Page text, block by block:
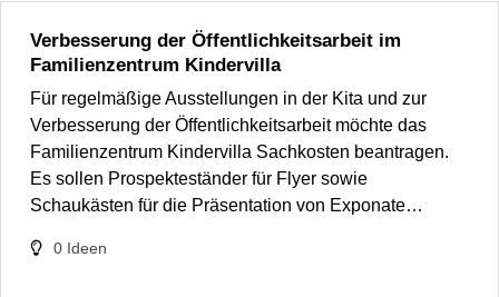
Verbesserung der Öffentlichkeitsarbeit im
Familienzentrum Kindervilla
Für regelmäßige Ausstellungen in der Kita und zur
Verbesserung der Öffentlichkeitsarbeit möchte das
Familienzentrum Kindervilla Sachkosten beantragen.
Es sollen Prospekteständer für Flyer sowie
Schaukästen für die Präsentation von Exponate…
0 Ideen